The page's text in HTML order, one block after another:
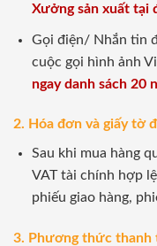
Xưởng sản xuất tại
Gọi điện/ Nhắn tin
cuộc gọi hình ảnh
ngay danh sách 20
2. Hóa đơn và giấy tờ
Sau khi mua hàng
VAT tài chính hợp
phiếu giao hàng,
3. Phương thức thanh